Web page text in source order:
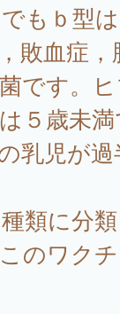
もｂ型
敗血症
です。
５歳未
乳児が
類に分
のワク